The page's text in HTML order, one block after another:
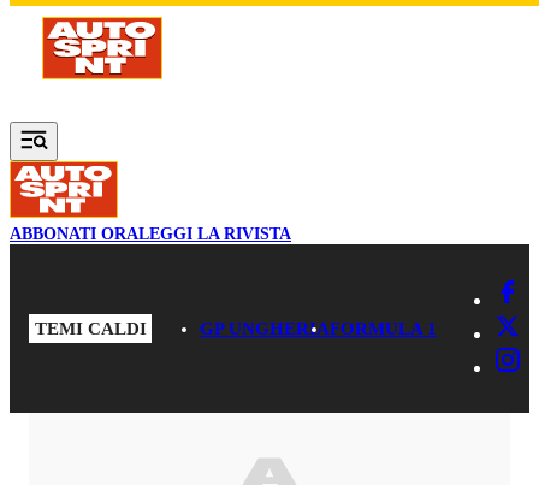
Vai al contenuto principale
ABBONATI ORALEGGI LA RIVISTA
TEMI CALDI GP UNGHERIAFORMULA 1